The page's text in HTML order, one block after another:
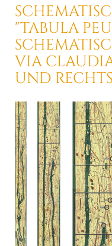
"TABULA
VIA
UND